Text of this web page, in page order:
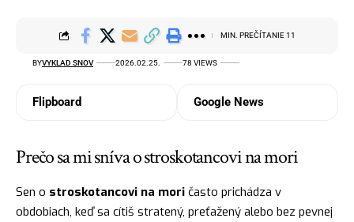
BYVYKLAD SNOV 2026.02.25. 78 VIEWS
MIN. PREČÍTANIE 11
Flipboard Google News
Prečo sa mi sníva o stroskotancovi na mori
Sen o stroskotancovi na mori často prichádza v
obdobiach, keď sa cítiš stratený, preťažený alebo bez pevnej